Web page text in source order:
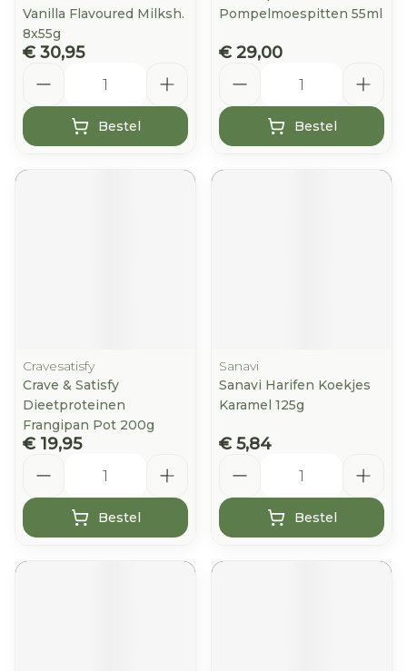
Vanilla Flavoured Milksh.
8x55g
€ 30,95
Bestel
Pompelmoespitten 55ml
€ 29,00
Bestel
Cravesatisfy
Crave & Satisfy
Dieetproteinen
Frangipan Pot 200g
€ 19,95
Bestel
Sanavi
Sanavi Harifen Koekjes
Karamel 125g
€ 5,84
Bestel